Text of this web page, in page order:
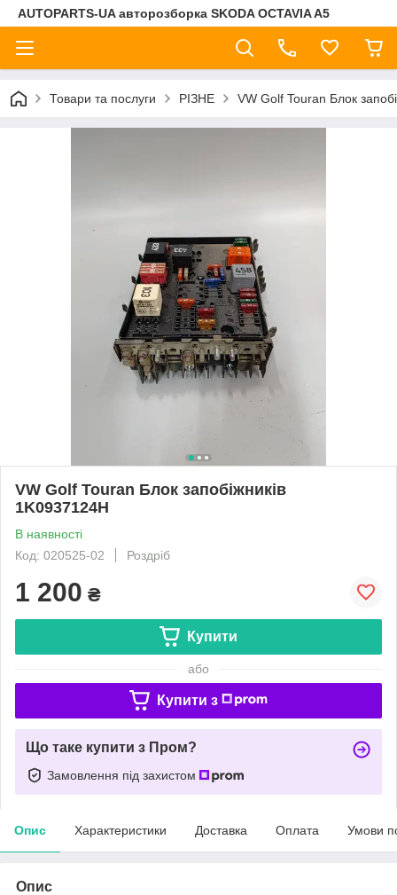
AUTOPARTS-UA авторозборка SKODA OCTAVIA A5
Товари та послуги РІЗНЕ VW Golf Touran Блок
VW Golf Touran Блок запобіжників
1K0937124H
В наявності
Код: 020525-02
Роздріб
1 200 ₴
Купити
або
Купити з
Що таке купити з Пром?
Замовлення під захистом
Опис Характеристики Доставка Оплата Умови
Опис